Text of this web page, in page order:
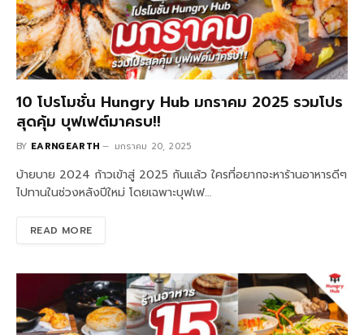
10 โปรโมชั่น Hungry Hub มกราคม 2025 รวมโปร
สุดคุ้ม บุฟเฟต์มาครบ!!
BY EARNGEARTH มกราคม 20, 2025
บ้ายบาย 2024 ก้าวเข้าสู่ 2025 กันแล้ว ใครที่อยากจะหาร้านอาหารดีๆ
ไปทานในช่วงหลังปีใหม่ โดยเฉพาะบุฟเฟ…
READ MORE